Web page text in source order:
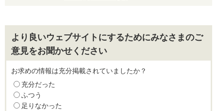
より良いウェブサイトにするためにみなさまのご
意見をお聞かせください
お求めの情報は充分掲載されていましたか？
充分だった
ふつう
足りなかった